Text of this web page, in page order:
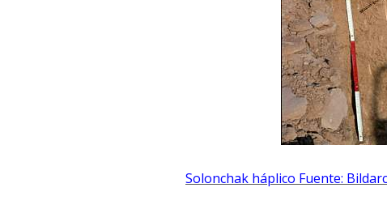
Solonchak háplico Fuente: